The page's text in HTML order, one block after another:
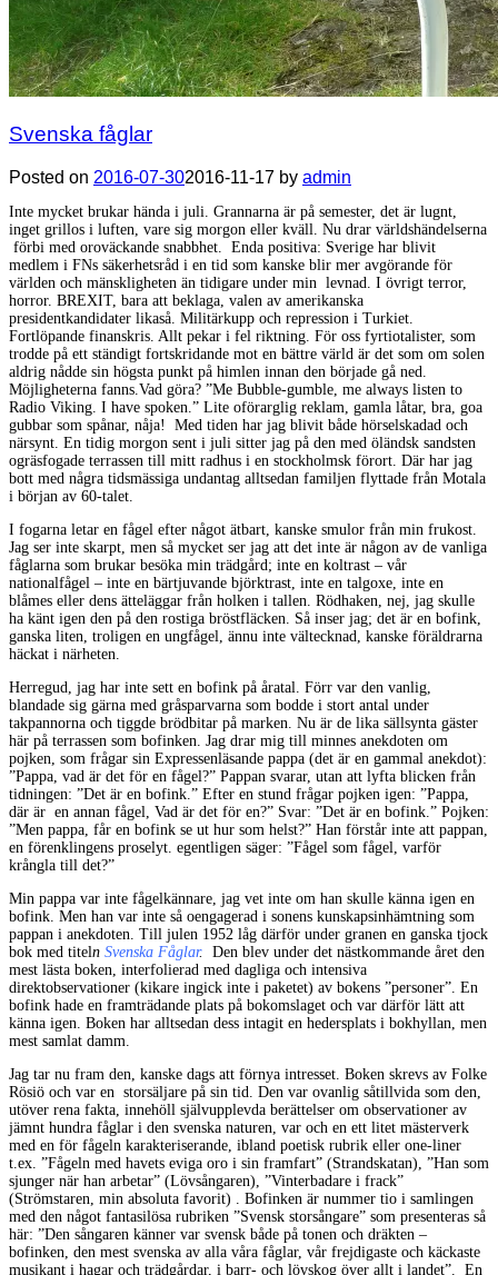
Svenska fåglar
Posted on 2016-07-302016-11-17 by admin
Inte mycket brukar hända i juli. Grannarna är på semester, det är lugnt,
inget grillos i luften, vare sig morgon eller kväll. Nu drar världshändelserna
förbi med oroväckande snabbhet. Enda positiva: Sverige har blivit
medlem i FNs säkerhetsråd i en tid som kanske blir mer avgörande för
världen och mänskligheten än tidigare under min levnad. I övrigt terror,
horror. BREXIT, bara att beklaga, valen av amerikanska
presidentkandidater likaså. Militärkupp och repression i Turkiet.
Fortlöpande finanskris. Allt pekar i fel riktning. För oss fyrtiotalister, som
trodde på ett ständigt fortskridande mot en bättre värld är det som om solen
aldrig nådde sin högsta punkt på himlen innan den började gå ned.
Möjligheterna fanns.Vad göra? ”Me Bubble-gumble, me always listen to
Radio Viking. I have spoken.” Lite oförarglig reklam, gamla låtar, bra, goa
gubbar som spånar, nåja! Med tiden har jag blivit både hörselskadad och
närsynt. En tidig morgon sent i juli sitter jag på den med öländsk sandsten
ogräsfogade terrassen till mitt radhus i en stockholmsk förort. Där har jag
bott med några tidsmässiga undantag alltsedan familjen flyttade från Motala
i början av 60-talet.
I fogarna letar en fågel efter något ätbart, kanske smulor från min frukost.
Jag ser inte skarpt, men så mycket ser jag att det inte är någon av de vanliga
fåglarna som brukar besöka min trädgård; inte en koltrast – vår
nationalfågel – inte en bärtjuvande björktrast, inte en talgoxe, inte en
blåmes eller dens ätteläggar från holken i tallen. Rödhaken, nej, jag skulle
ha känt igen den på den rostiga bröstfläcken. Så inser jag; det är en bofink,
ganska liten, troligen en ungfågel, ännu inte vältecknad, kanske föräldrarna
häckat i närheten.
Herregud, jag har inte sett en bofink på åratal. Förr var den vanlig,
blandade sig gärna med gråsparvarna som bodde i stort antal under
takpannorna och tiggde brödbitar på marken. Nu är de lika sällsynta gäster
här på terrassen som bofinken. Jag drar mig till minnes anekdoten om
pojken, som frågar sin Expressenläsande pappa (det är en gammal anekdot):
”Pappa, vad är det för en fågel?” Pappan svarar, utan att lyfta blicken från
tidningen: ”Det är en bofink.” Efter en stund frågar pojken igen: ”Pappa,
där är en annan fågel, Vad är det för en?” Svar: ”Det är en bofink.” Pojken:
”Men pappa, får en bofink se ut hur som helst?” Han förstår inte att pappan,
en förenklingens proselyt. egentligen säger: ”Fågel som fågel, varför
krångla till det?”
Min pappa var inte fågelkännare, jag vet inte om han skulle känna igen en
bofink. Men han var inte så oengagerad i sonens kunskapsinhämtning som
pappan i anekdoten. Till julen 1952 låg därför under granen en ganska tjock
bok med titeln Svenska Fåglar. Den blev under det nästkommande året den
mest lästa boken, interfolierad med dagliga och intensiva
direktobservationer (kikare ingick inte i paketet) av bokens ”personer”. En
bofink hade en framträdande plats på bokomslaget och var därför lätt att
känna igen. Boken har alltsedan dess intagit en hedersplats i bokhyllan, men
mest samlat damm.
Jag tar nu fram den, kanske dags att förnya intresset. Boken skrevs av Folke
Rösiö och var en storsäljare på sin tid. Den var ovanlig såtillvida som den,
utöver rena fakta, innehöll självupplevda berättelser om observationer av
jämnt hundra fåglar i den svenska naturen, var och en ett litet mästerverk
med en för fågeln karakteriserande, ibland poetisk rubrik eller one-liner
t.ex. ”Fågeln med havets eviga oro i sin framfart” (Strandskatan), ”Han som
sjunger när han arbetar” (Lövsångaren), ”Vinterbadare i frack”
(Strömstaren, min absoluta favorit) . Bofinken är nummer tio i samlingen
med den något fantasilösa rubriken ”Svensk storsångare” som presenteras så
här: ”Den sångaren känner var svensk både på tonen och dräkten –
bofinken, den mest svenska av alla våra fåglar, vår frejdigaste och käckaste
musikant i hagar och trädgårdar, i barr- och lövskog över allt i landet”. En